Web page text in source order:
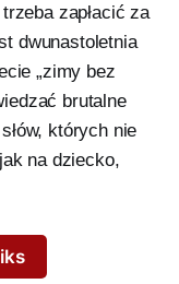
zapłacić za
dwunastoletnia
„zimy bez
brutalne
których nie
na dziecko,